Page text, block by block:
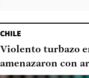
CHILE
Violento turbazo
amenazaron con